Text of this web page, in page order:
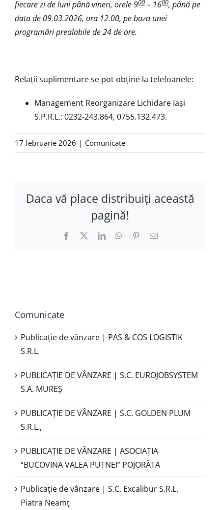
fiecare zi de luni până vineri, orele 900 – 1600, până pe
data de 09.03.2026, ora 12.00, pe baza unei
programări prealabile de 24 de ore.
Relaţii suplimentare se pot obţine la telefoanele:
Management Reorganizare Lichidare Iaşi
S.P.R.L.: 0232-243.864, 0755.132.473.
17 februarie 2026 | Comunicate
Daca vă place distribuiţi această
pagină!
Facebook LinkedInWhatsApp
Pinterest
E-
Comunicate
Publicație de vânzare | PAS & COS LOGISTIK
S.R.L.
PUBLICAŢIE DE VÂNZARE | S.C. EUROJOBSYSTEM
S.A. MUREȘ
PUBLICAȚIE DE VÂNZARE | S.C. GOLDEN PLUM
S.R.L.,
PUBLICAŢIE DE VÂNZARE | ASOCIAȚIA
“BUCOVINA VALEA PUTNEI” POJORÂTA
Publicație de vânzare | S.C. Excalibur S.R.L.
Piatra Neamţ